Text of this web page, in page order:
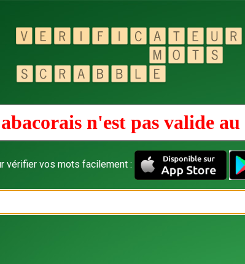
n'est pas valide au
vérifier vos mots facilement :